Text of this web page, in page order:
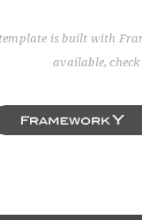
is built with
available,